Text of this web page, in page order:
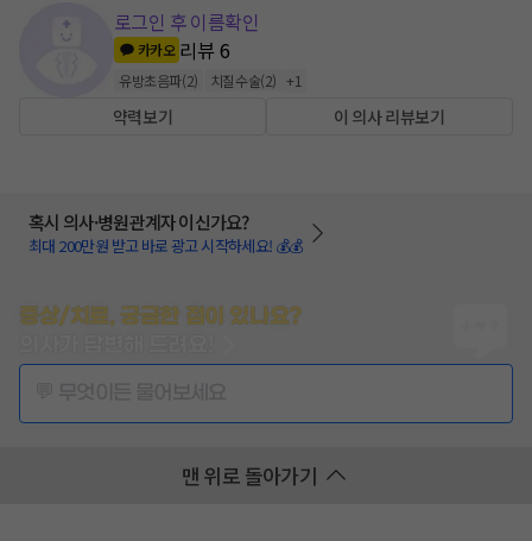
로그인 후 이름확인
카카오 리뷰6
유방초음파(2) 치질수술(2) +1
약력보기 이 의사 리뷰보기
혹시 의사·병원관계자 이신가요?
최대 200만원 받고 바로 광고 시작하세요! 💰💰
증상/치료, 궁금한 점이 있나요?
맨 위로 돌아가기